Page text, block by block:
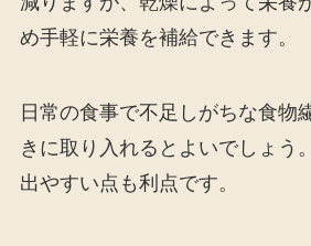
め手軽に栄養を補給できます。
日常の食事で不足しがちな食物
きに取り入れるとよいでしょう
出やすい点も利点です。